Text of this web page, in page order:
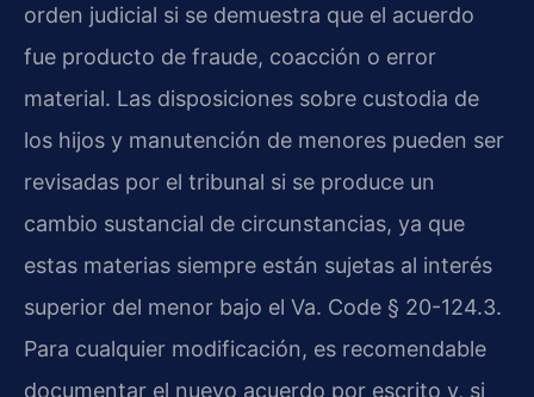
orden judicial si se demuestra que el acuerdo
fue producto de fraude, coacción o error
material. Las disposiciones sobre custodia de
los hijos y manutención de menores pueden ser
revisadas por el tribunal si se produce un
cambio sustancial de circunstancias, ya que
estas materias siempre están sujetas al interés
superior del menor bajo el Va. Code § 20-124.3.
Para cualquier modificación, es recomendable
documentar el nuevo acuerdo por escrito y, si